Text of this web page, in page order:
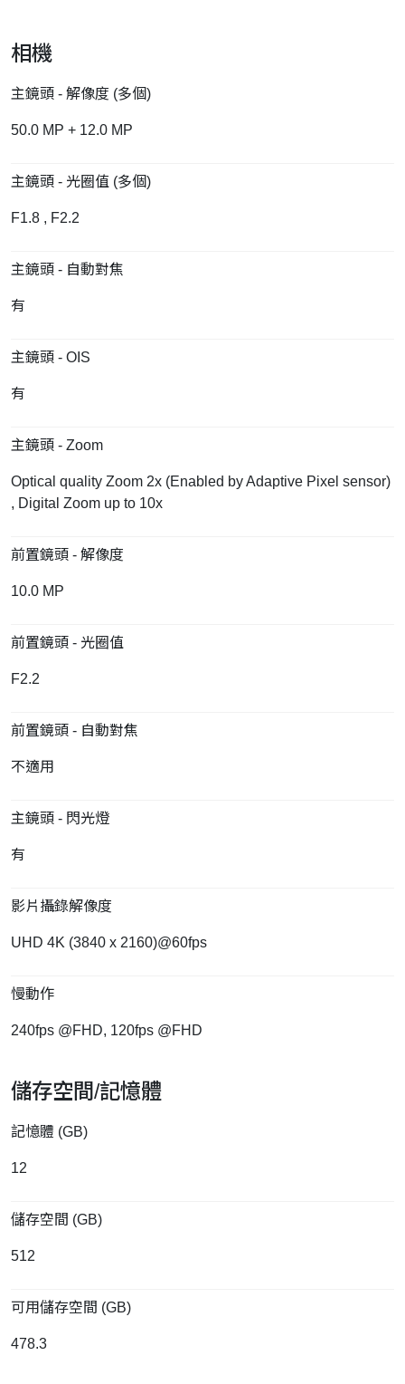
相機
主鏡頭 - 解像度 (多個)
50.0 MP + 12.0 MP
主鏡頭 - 光圈值 (多個)
F1.8 , F2.2
主鏡頭 - 自動對焦
有
主鏡頭 - OIS
有
主鏡頭 - Zoom
Optical quality Zoom 2x (Enabled by Adaptive Pixel sensor)
, Digital Zoom up to 10x
前置鏡頭 - 解像度
10.0 MP
前置鏡頭 - 光圈值
F2.2
前置鏡頭 - 自動對焦
不適用
主鏡頭 - 閃光燈
有
影片攝錄解像度
UHD 4K (3840 x 2160)@60fps
慢動作
240fps @FHD, 120fps @FHD
儲存空間/記憶體
記憶體 (GB)
12
儲存空間 (GB)
512
可用儲存空間 (GB)
478.3